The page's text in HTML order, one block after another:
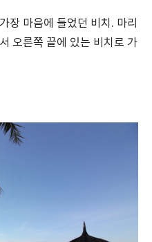
장 마음에 들었던 비치. 마리
오른쪽 끝에 있는 비치로 가